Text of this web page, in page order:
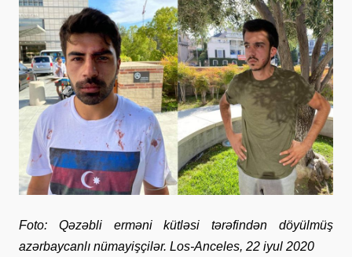
Foto: Qəzəbli erməni kütləsi tərəfindən döyülmüş
azərbaycanlı nümayişçilər. Los-Anceles, 22 iyul 2020